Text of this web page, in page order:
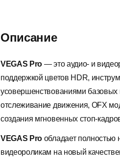
Описание
VEGAS Pro — это аудио- и
поддержкой цветов HDR,
усовершенствованиями базовых
отслеживание движения, OFX
создания мгновенных стоп-
VEGAS Pro обладает
видеороликам на новый